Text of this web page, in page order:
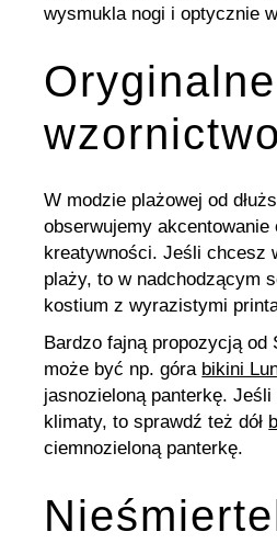
wysmukla nogi i optycznie
Oryginalne
wzornictwo
W modzie plażowej od
obserwujemy akcentowanie
kreatywności. Jeśli chcesz
plaży, to w nadchodzącym
kostium z wyrazistymi
Bardzo fajną propozycją od
może być np. góra bikini
jasnozieloną panterkę.
klimaty, to sprawdź też dół
ciemnozieloną panterkę.